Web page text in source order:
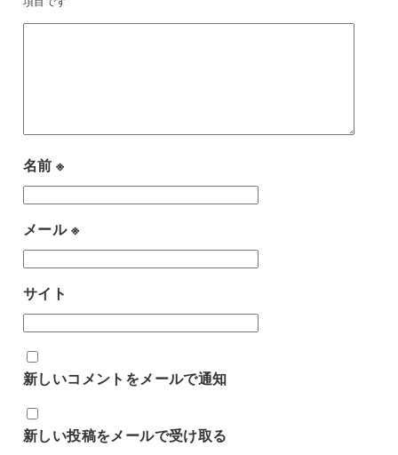
名前※
メール※
サイト
新しいコメントをメールで通知
新しい投稿をメールで受け取る